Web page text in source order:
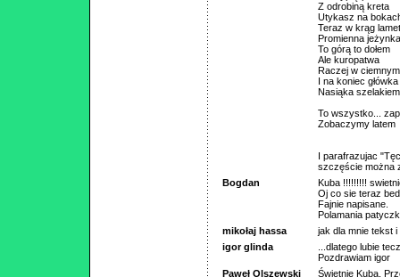
Z odrobiną kreta
Utykasz na
Teraz w krąg
Promienna jeżynka
To górą to dołem
Ale kuropatwa
Raczej w
I na koniec główka
Nasiąka szelakiem
To wszystko...
Zobaczymy latem
I parafrazujac
szczęście można
Bogdan
Kuba !!!!!!!!!
Oj co sie teraz
Fajnie napisane.
Polamania
mikołaj hassa
jak dla mnie tekst
igor glinda
...dlatego lubie
Pozdrawiam igor
Paweł Olszewski
Świetnie Kuba.